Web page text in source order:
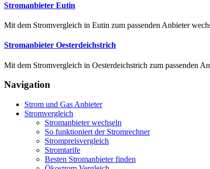
Stromanbieter Eutin
Mit dem Stromvergleich in Eutin zum passenden Anbieter
Stromanbieter Oesterdeichstrich
Mit dem Stromvergleich in Oesterdeichstrich zum passenden
Navigation
Strom und Gas Anbieter
Stromvergleich
Stromanbieter wechseln
So funktioniert der Stromrechner
Strompreisvergleich
Stromtarife
Besten Stromanbieter finden